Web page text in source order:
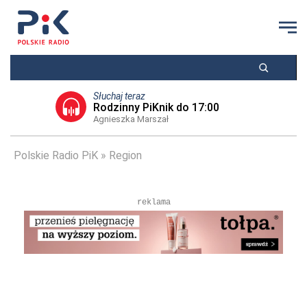
Słuchaj teraz
Rodzinny PiKnik do 17:00
Agnieszka Marszał
Polskie Radio PiK Region
reklama